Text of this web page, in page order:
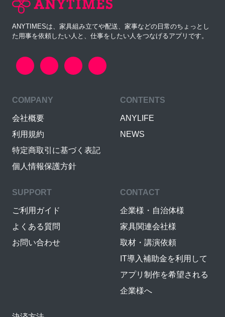
ANYTIMESは、家具組み立てや配送、家事などの日常のちょっとし
た用事を依頼したい人と、仕事をしたい人をつなげるアプリです。
COMPANY
会社概要
利用規約
特定商取引に基づく表記
個人情報保護方針
CONTENTS
ANYLIFE
NEWS
SUPPORT
ご利用ガイド
よくある質問
お問い合わせ
CONTACT
企業様・自治体様
家具関連会社様
取材・講演依頼
IT導入補助金を利用して
アプリ制作を希望される
企業様へ